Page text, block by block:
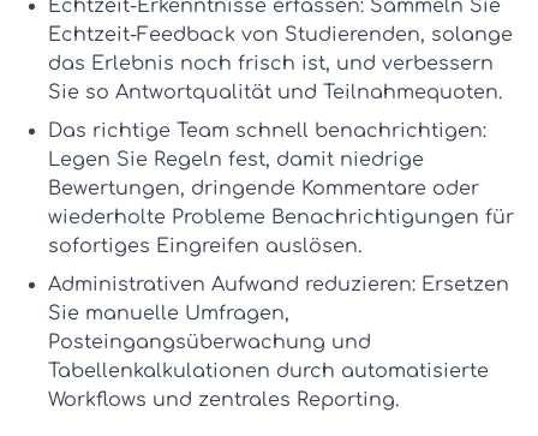
Echtzeit-Erkenntnisse erfassen: Sammeln Sie
Echtzeit-Feedback von Studierenden, solange
das Erlebnis noch frisch ist, und verbessern
Sie so Antwortqualität und Teilnahmequoten.
Das richtige Team schnell benachrichtigen:
Legen Sie Regeln fest, damit niedrige
Bewertungen, dringende Kommentare oder
wiederholte Probleme Benachrichtigungen für
sofortiges Eingreifen auslösen.
Administrativen Aufwand reduzieren: Ersetzen
Sie manuelle Umfragen,
Posteingangsüberwachung und
Tabellenkalkulationen durch automatisierte
Workflows und zentrales Reporting.